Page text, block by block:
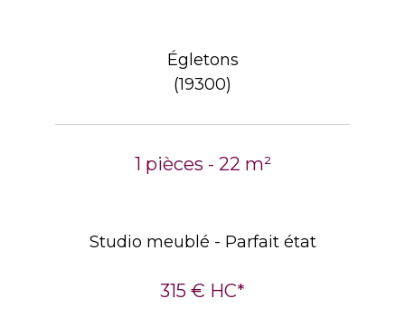
Égletons
(19300)
1 pièces - 22 m²
Studio meublé - Parfait état
315 € HC*